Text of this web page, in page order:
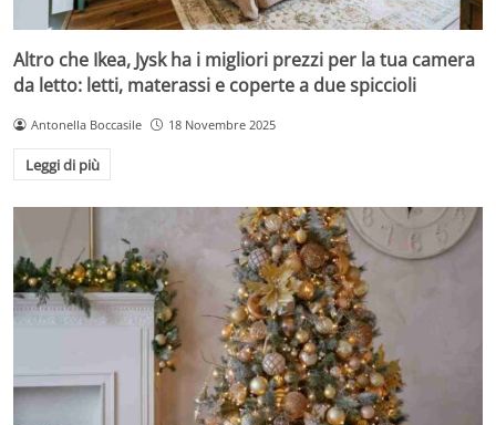
Altro che Ikea, Jysk ha i migliori prezzi per la tua camera
da letto: letti, materassi e coperte a due spiccioli
Antonella Boccasile 18 Novembre 2025
Leggi di più